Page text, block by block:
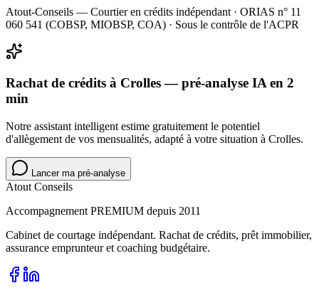
Atout-Conseils — Courtier en crédits indépendant · ORIAS n° 11
060 541 (COBSP, MIOBSP, COA) · Sous le contrôle de l'ACPR
Rachat de crédits à Crolles — pré-analyse IA en 2
min
Notre assistant intelligent estime gratuitement le potentiel
d'allègement de vos mensualités, adapté à votre situation à Crolles.
Lancer ma pré-analyse
Atout Conseils
Accompagnement PREMIUM depuis 2011
Cabinet de courtage indépendant. Rachat de crédits, prêt immobilier,
assurance emprunteur et coaching budgétaire.